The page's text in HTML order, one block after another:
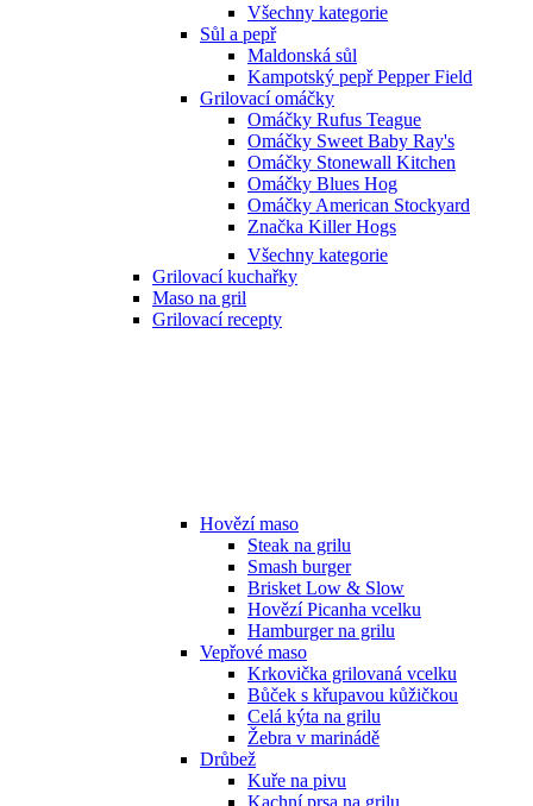
Všechny kategorie
Sůl a pepř
Maldonská sůl
Kampotský pepř Pepper Field
Grilovací omáčky
Omáčky Rufus Teague
Omáčky Sweet Baby Ray's
Omáčky Stonewall Kitchen
Omáčky Blues Hog
Omáčky American Stockyard
Značka Killer Hogs
Všechny kategorie
Grilovací kuchařky
Maso na gril
Grilovací recepty
Hovězí maso
Steak na grilu
Smash burger
Brisket Low & Slow
Hovězí Picanha vcelku
Hamburger na grilu
Vepřové maso
Krkovička grilovaná vcelku
Bůček s křupavou kůžičkou
Celá kýta na grilu
Žebra v marinádě
Drůbež
Kuře na pivu
Kachní prsa na grilu